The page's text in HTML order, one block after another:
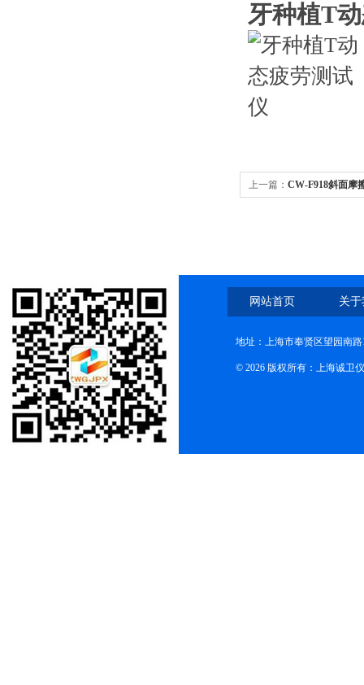
牙种植T
上一篇： CW-F918斜面摩
网站首页 关
地址：上海市奉贤区望园南路
© 2026 版权所有：上海诚卫